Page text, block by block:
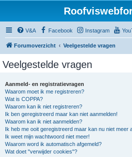
V&A Facebook Instagram
Forumoverzicht Veelgestelde vragen
Veelgestelde vragen
Aanmeld- en registratievragen
Waarom moet ik me registreren?
Wat is COPPA?
Waarom kan ik niet registreren?
Ik ben geregistreerd maar kan niet aanmelden!
Waarom kan ik niet aanmelden?
Ik heb me ooit geregistreerd maar kan nu niet meer
Ik weet mijn wachtwoord niet meer!
Waarom word ik automatisch afgemeld?
Wat doet "verwijder cookies"?